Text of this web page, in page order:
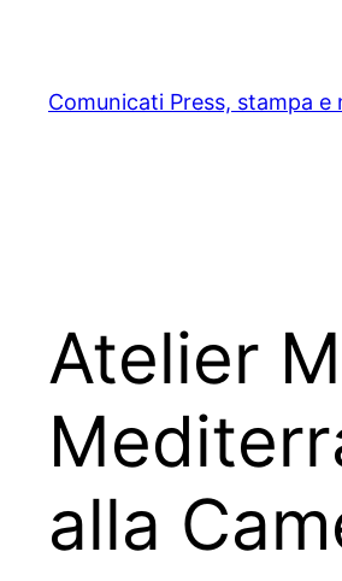
content
Comunicati Press, stampa e
Atelier
alla